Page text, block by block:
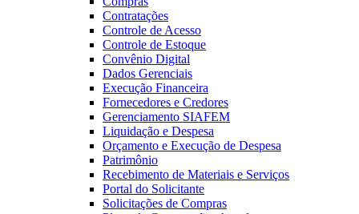
Contratações
Controle de Acesso
Controle de Estoque
Convênio Digital
Dados Gerenciais
Execução Financeira
Fornecedores e Credores
Gerenciamento SIAFEM
Liquidação e Despesa
Orçamento e Execução de Despesa
Patrimônio
Recebimento de Materiais e Serviços
Portal do Solicitante
Solicitações de Compras